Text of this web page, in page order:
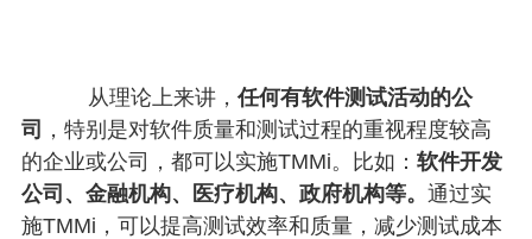
从理论上来讲， 任何有软件测试活动的公
司 ，特别是对软件质量和测试过程的重视程度较高
的企业或公司，都可以实施TMMi。比如： 软件开发
公司、金融机构、医疗机构、政府机构等。 通过实
施TMMi，可以提高测试效率和质量，减少测试成本